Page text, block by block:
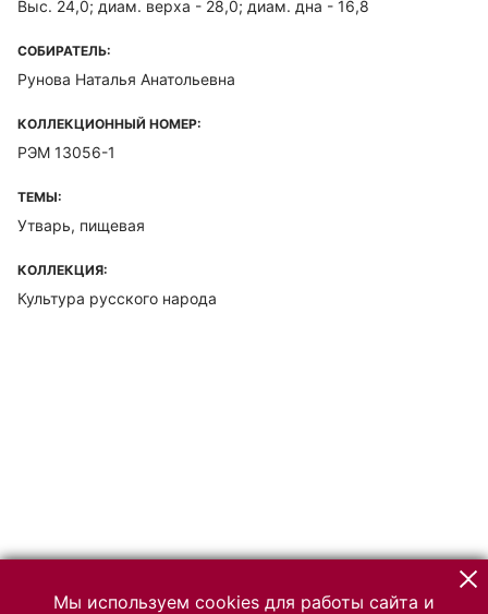
Выс. 24,0; диам. верха - 28,0; диам. дна - 16,8
СОБИРАТЕЛЬ:
Рунова Наталья Анатольевна
КОЛЛЕКЦИОННЫЙ НОМЕР:
РЭМ 13056-1
ТЕМЫ:
Утварь, пищевая
КОЛЛЕКЦИЯ:
Культура русского народа
Мы используем cookies для работы сайта и